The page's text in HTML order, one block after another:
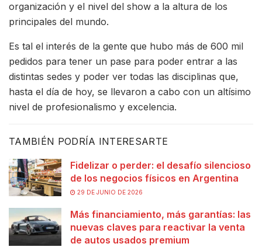
organización y el nivel del show a la altura de los
principales del mundo.
Es tal el interés de la gente que hubo más de 600 mil
pedidos para tener un pase para poder entrar a las
distintas sedes y poder ver todas las disciplinas que,
hasta el día de hoy, se llevaron a cabo con un altísimo
nivel de profesionalismo y excelencia.
TAMBIÉN PODRÍA INTERESARTE
Fidelizar o perder: el desafío silencioso
de los negocios físicos en Argentina
29 DE JUNIO DE 2026
Más financiamiento, más garantías: las
nuevas claves para reactivar la venta
de autos usados premium